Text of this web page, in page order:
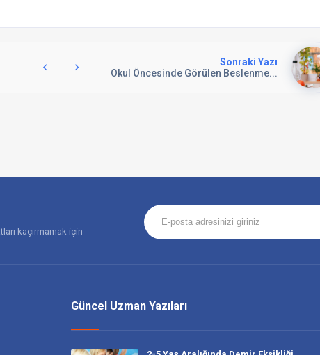
Sonraki Yazı
Okul Öncesinde Görülen Beslenme...
kaçırmamak için
Güncel Uzman Yazıları